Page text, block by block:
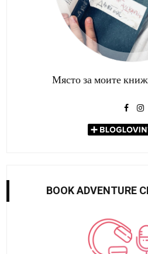
Място за моите
BOOK ADVENTURE